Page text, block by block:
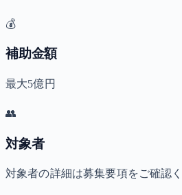
💰
補助金額
最大5億円
👥
対象者
対象者の詳細は募集要項をご確認